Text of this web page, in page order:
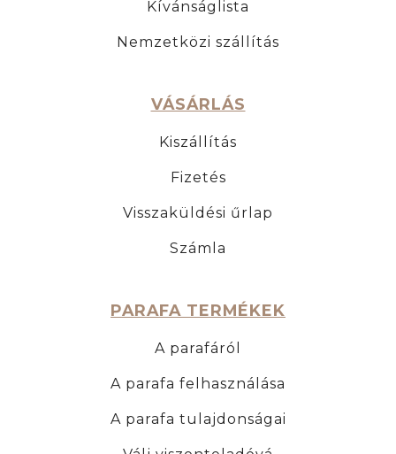
Kívánságlista
Nemzetközi szállítás
VÁSÁRLÁS
Kiszállítás
Fizetés
Visszaküldési űrlap
Számla
PARAFA TERMÉKEK
A parafáról
A parafa felhasználása
A parafa tulajdonságai